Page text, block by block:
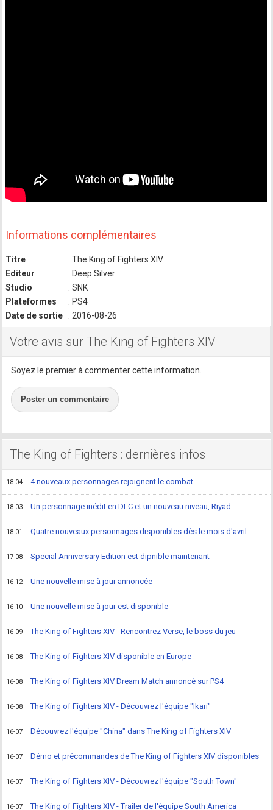
Informations complémentaires
Titre
: The King of Fighters XIV
Editeur
: Deep Silver
Studio
: SNK
Plateformes
: PS4
Date de sortie
: 2016-08-26
Votre avis sur The King of Fighters XIV
Soyez le premier à commenter cette information.
Poster un commentaire
The King of Fighters : dernières infos
18-04 4 nouveaux personnages rejoignent le combat
18-03 Un personnage inédit en DLC et un nouveau niveau, Riyad
18-01 Quatre nouveaux personnages disponibles dès le mois d'avril
17-08 Special Anniversary Edition est dipnible maintenant
16-12 Une nouvelle mise à jour annoncée
16-10 Une nouvelle mise à jour est disponible
16-09 The King of Fighters XIV - Rencontrez Verse, le boss du jeu
16-08 The King of Fighters XIV disponible en Europe
16-08 The King of Fighters XIV Dream Match annoncé sur PS4
16-08 The King of Fighters XIV - Découvrez l'équipe "Ikari"
16-07 Découvrez l'équipe "China" dans The King of Fighters XIV
16-07 Démo et précommandes de The King of Fighters XIV disponibles
16-07 The King of Fighters XIV - Découvrez l'équipe "South Town"
16-07 The King of Fighters XIV - Trailer de l'équipe South America